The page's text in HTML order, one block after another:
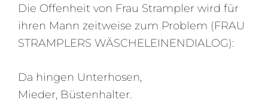
Die Offenheit von Frau Strampler wird für
ihren Mann zeitweise zum Problem (FRAU
STRAMPLERS WÄSCHELEINENDIALOG):
Da hingen Unterhosen,
Mieder, Büstenhalter.